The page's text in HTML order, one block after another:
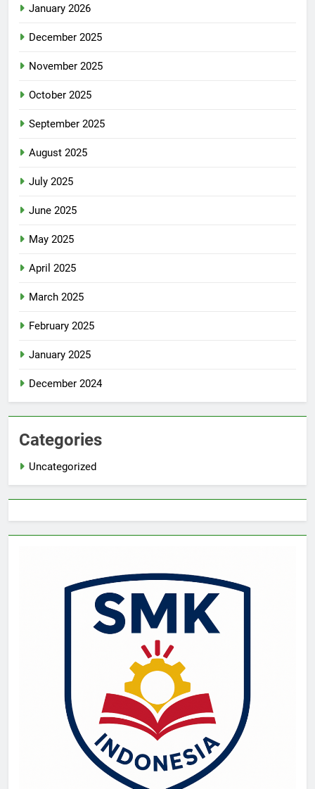
January 2026
December 2025
November 2025
October 2025
September 2025
August 2025
July 2025
June 2025
May 2025
April 2025
March 2025
February 2025
January 2025
December 2024
Categories
Uncategorized